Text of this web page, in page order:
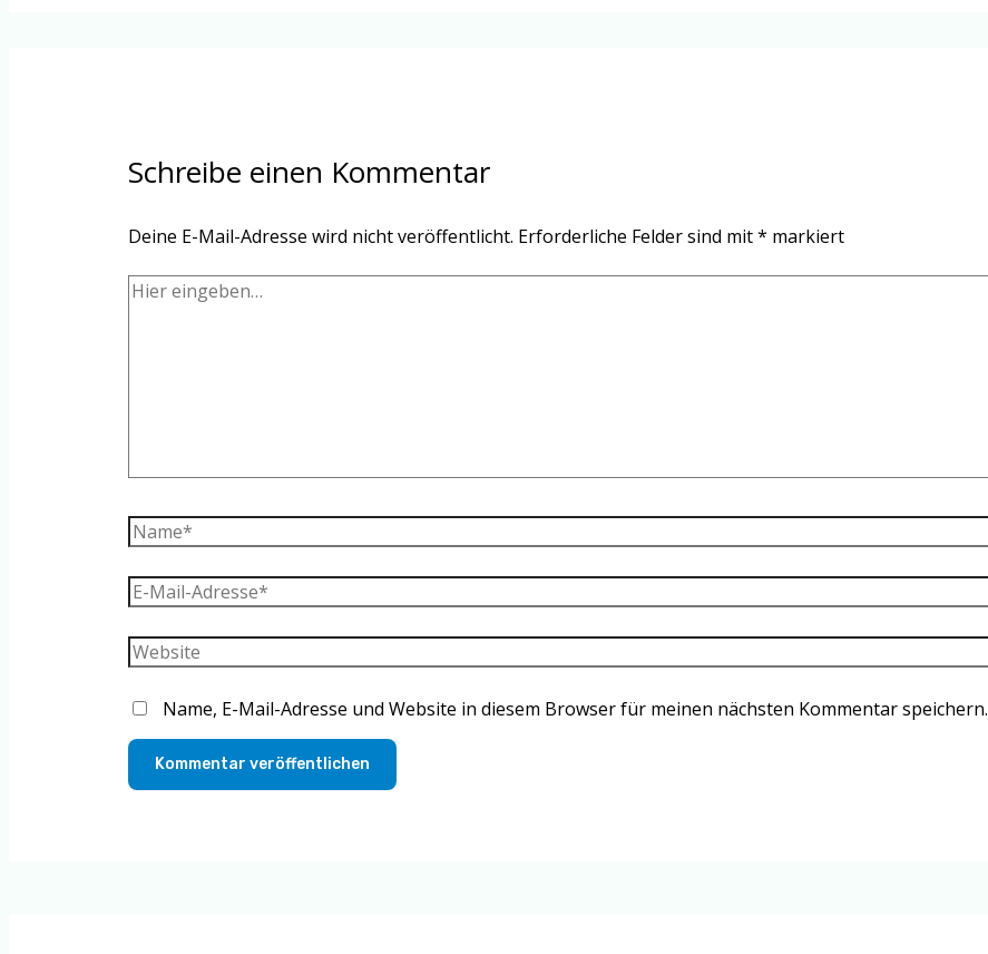
Schreibe einen Kommentar
Deine E-Mail-Adresse wird nicht veröffentlicht. Erforderliche Felder sind mit* markiert
Hier
Name*
E-
Mail-
Adresse*
Website
Name, E-Mail-Adresse und Website in diesem Browser für meinen nächsten Kommentar speichern.